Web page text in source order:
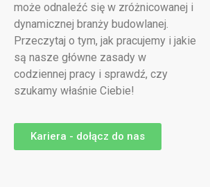
może odnaleźć się w zróżnicowanej i
dynamicznej branży budowlanej.
Przeczytaj o tym, jak pracujemy i jakie
są nasze główne zasady w
codziennej pracy i sprawdź, czy
szukamy właśnie Ciebie!
Kariera - dołącz do nas